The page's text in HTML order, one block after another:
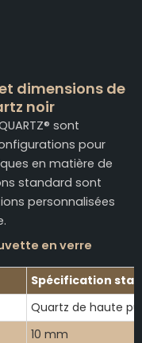
dimensions de
noir
sont
pour
en matière de
standard sont
personnalisées
en verre
Spécification
Quartz de haute
10 mm